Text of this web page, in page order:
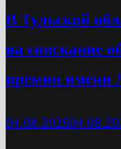
В Тульской
на соискание
премии имени
04.08.2026